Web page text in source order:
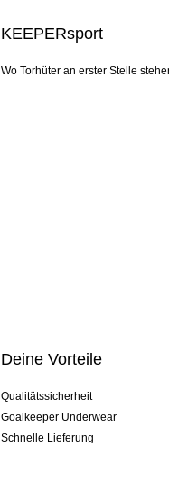
KEEPERsport
Wo Torhüter an erster Stelle
Deine Vorteile
Qualitätssicherheit
Goalkeeper Underwear
Schnelle Lieferung